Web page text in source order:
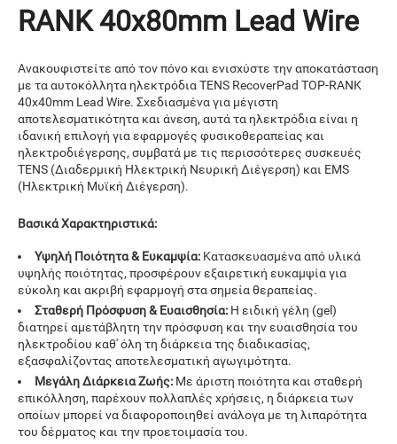
RANK 40x80mm Lead Wire
Ανακουφιστείτε από τον πόνο και ενισχύστε την αποκατάσταση
με τα αυτοκόλλητα ηλεκτρόδια TENS RecoverPad TOP-RANK
40x40mm Lead Wire. Σχεδιασμένα για μέγιστη
αποτελεσματικότητα και άνεση, αυτά τα ηλεκτρόδια είναι η
ιδανική επιλογή για εφαρμογές φυσικοθεραπείας και
ηλεκτροδιέγερσης, συμβατά με τις περισσότερες συσκευές
TENS (Διαδερμική Ηλεκτρική Νευρική Διέγερση) και EMS
(Ηλεκτρική Μυϊκή Διέγερση).
Βασικά Χαρακτηριστικά:
Υψηλή Ποιότητα & Ευκαμψία: Κατασκευασμένα από υλικά
υψηλής ποιότητας, προσφέρουν εξαιρετική ευκαμψία για
εύκολη και ακριβή εφαρμογή στα σημεία θεραπείας.
Σταθερή Πρόσφυση & Ευαισθησία: Η ειδική γέλη (gel)
διατηρεί αμετάβλητη την πρόσφυση και την ευαισθησία του
ηλεκτροδίου καθ' όλη τη διάρκεια της διαδικασίας,
εξασφαλίζοντας αποτελεσματική αγωγιμότητα.
Μεγάλη Διάρκεια Ζωής: Με άριστη ποιότητα και σταθερή
επικόλληση, παρέχουν πολλαπλές χρήσεις, η διάρκεια των
οποίων μπορεί να διαφοροποιηθεί ανάλογα με τη λιπαρότητα
του δέρματος και την προετοιμασία του.